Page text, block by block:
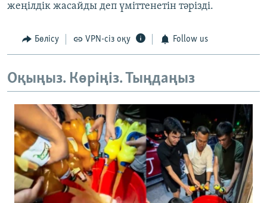
жеңілдік жасайды деп үміттенетін тәрізді.
Бөлісу VPN-сіз оқу Follow us
Оқыңыз. Көріңіз. Тыңдаңыз